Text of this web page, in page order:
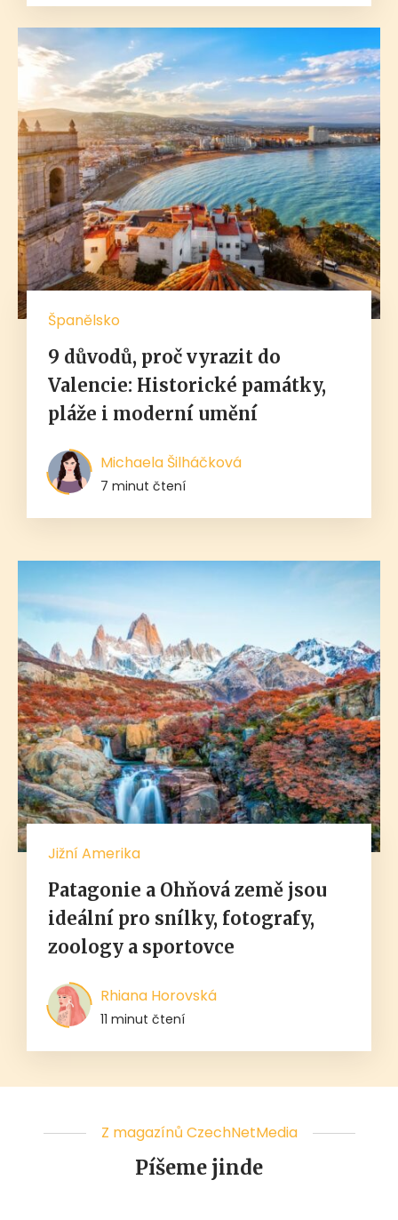
Španělsko
9 důvodů, proč vyrazit do
Valencie: Historické památky,
pláže i moderní umění
Michaela Šilháčková
7 minut čtení
Jižní Amerika
Patagonie a Ohňová země jsou
ideální pro snílky, fotografy,
zoology a sportovce
Rhiana Horovská
11 minut čtení
Z magazínů CzechNetMedia
Píšeme jinde